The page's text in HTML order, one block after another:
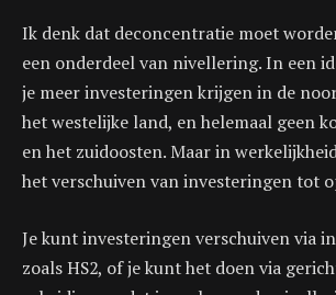
Ik denk dat deconcentratie moet
een onderdeel van nivellering. In een
je meer investeringen krijgen in de
het westelijke land, en helemaal geen
en het zuidoosten. Maar in
het verschuiven van investeringen tot
Je kunt investeringen verschuiven via
zoals HS2, of je kunt het doen via